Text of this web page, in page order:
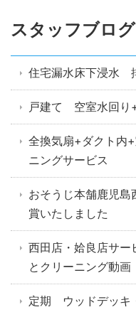
スタッフブログ
住宅漏水床下浸水
戸建て 空室水回り
全換気扇+ダクト内
ニングサービス
おそうじ本舗鹿児
賞いたしました
西田店・姶良店サ
とクリーニング動
定期 ウッドデッキ